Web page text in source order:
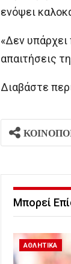
ενόψει
«Δεν υπάρχει
απαιτήσεις
Διαβάστε
Μπορεί
ΑΘΛΗΤΙΚΑ